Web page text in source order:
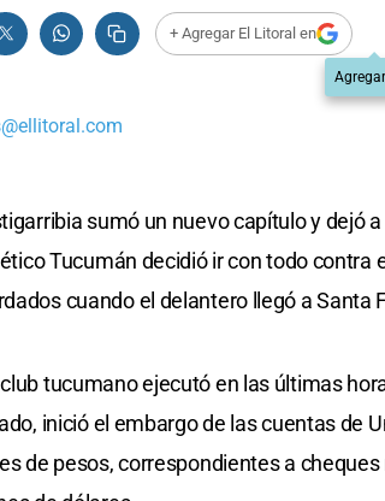
+ Agregar El Litoral en
sumó un nuevo capítulo y dejó
Tucumán decidió ir con todo contra
cuando el delantero llegó a Santa
tucumano ejecutó en las últimas
inició el embargo de las cuentas de
de pesos, correspondientes a